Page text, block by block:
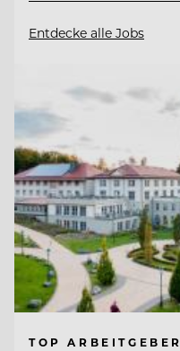
Entdecke alle Jobs
TOP ARBEITGEBER